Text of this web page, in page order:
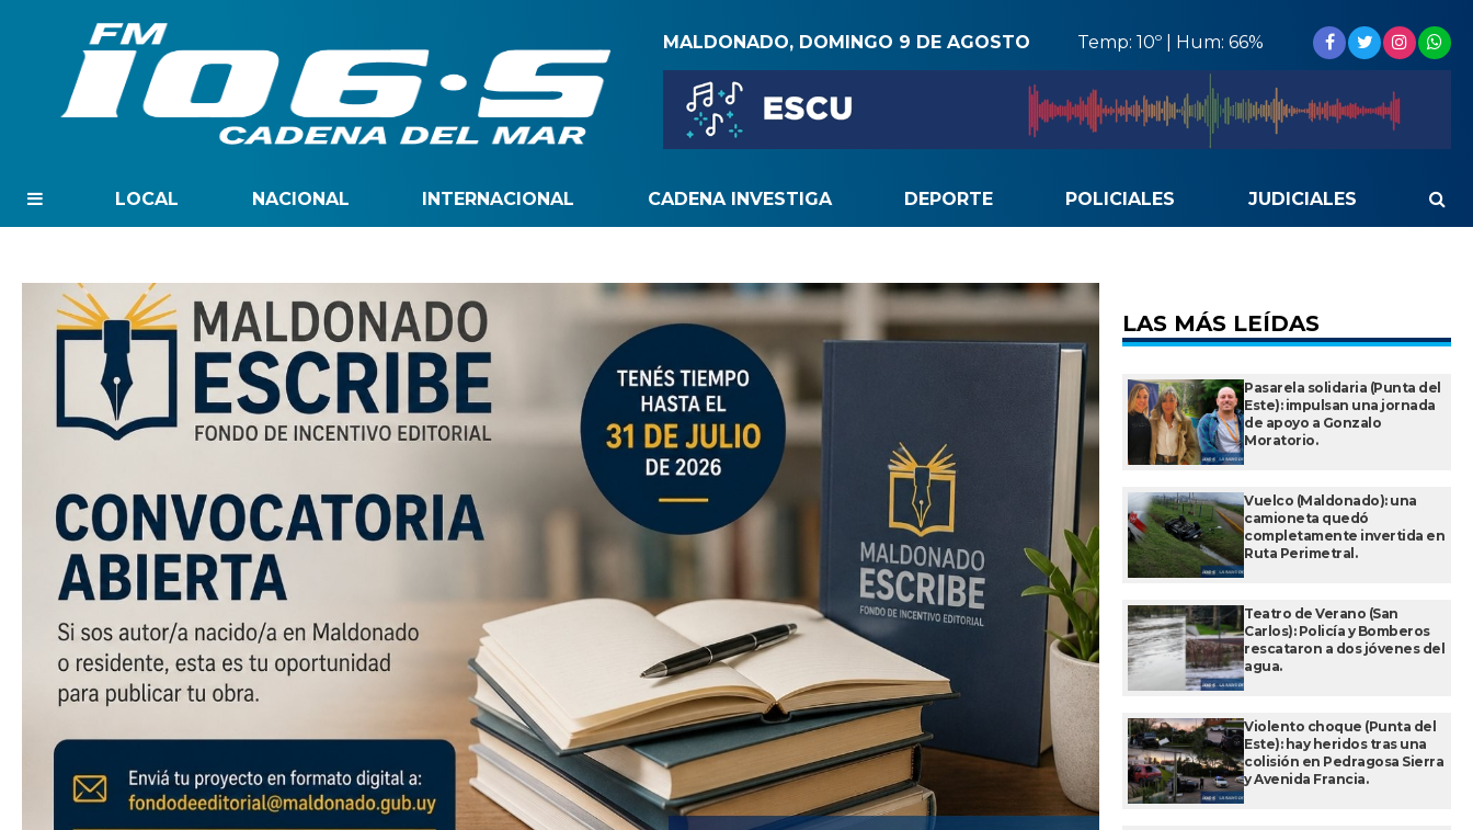
MALDONADO, DOMINGO 9 DE AGOSTO Temp: 10º | Hum: 66%
LOCAL NACIONAL INTERNACIONAL CADENA INVESTIGA DEPORTE POLICIALES JUDICIALES
LAS MÁS LEÍDAS
Pasarela solidaria (Punta del
Este): impulsan una jornada
de apoyo a Gonzalo
Moratorio.
Vuelco (Maldonado): una
camioneta quedó
completamente invertida en
Ruta Perimetral.
Teatro de Verano (San
Carlos): Policía y Bomberos
rescataron a dos jóvenes del
agua.
Violento choque (Punta del
Este): hay heridos tras una
colisión en Pedragosa Sierra
y Avenida Francia.